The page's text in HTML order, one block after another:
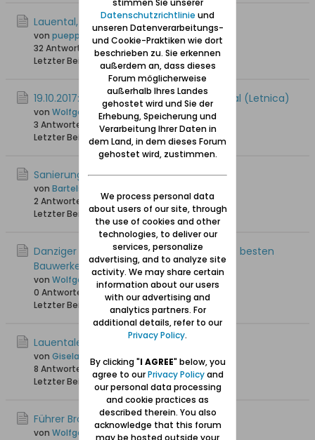
Lauental, Eisenweg 10 (Zelazna)
von pueppi6
32 Antworten
41.658 Hits
0 Likes
Letzter Beitrag
03.04.2018, 21:01
19.10.2017: Grass-Veranstaltung in Lauental (Letnica)
von Wolfgang
3 Antworten
14.579 Hits0 Likes
Letzter Beitrag17.10.2017, 14:26
Sanierung Lauental im Video
von Bartels
2 Antworten
19.403 Hits0 Likes
Letzter Beitrag20.11.2012, 21:43
Danziger Bernsteinstadion zählt zu Polens besten
Bauwerken
von Wolfgang
0 Antworten
3.533 Hits
0 Likes
Letzter Beitrag
24.02.2012, 10:30
Lauentaler Weg 34 ??
von GiselaDanzig
8 Antworten
18.744 Hits 0 Likes
Letzter Beitrag 31.03.2011, 17:05
Führer Brösen, Saspe, Lauental
von Wolfgang
Datenschutzrichtlinie und
unseren Datenverarbeitungs-
und Cookie-Praktiken wie dort
beschrieben zu. Sie erkennen
außerdem an, dass dieses
Forum möglicherweise
außerhalb Ihres Landes
gehostet wird und Sie der
Erhebung, Speicherung und
Verarbeitung Ihrer Daten in
dem Land, in dem dieses Forum
gehostet wird, zustimmen.
We process personal data
about users of our site, through
the use of cookies and other
technologies, to deliver our
services, personalize
advertising, and to analyze site
activity. We may share certain
information about our users
with our advertising and
analytics partners. For
additional details, refer to our
Privacy Policy.
By clicking "I AGREE" below, you
agree to ourPrivacy Policyand
our personal data processing
and cookie practices as
described therein. You also
acknowledge that this forum
may be hosted outside your